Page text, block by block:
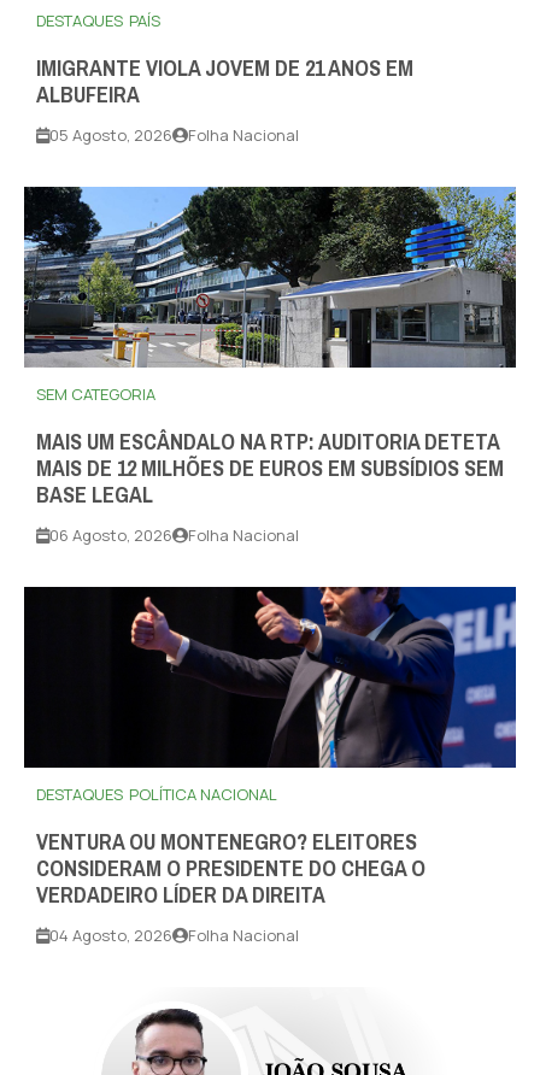
DESTAQUES PAÍS
IMIGRANTE VIOLA JOVEM DE 21 ANOS EM
ALBUFEIRA
05 Agosto, 2026 Folha Nacional
SEM CATEGORIA
MAIS UM ESCÂNDALO NA RTP: AUDITORIA DETETA
MAIS DE 12 MILHÕES DE EUROS EM SUBSÍDIOS SEM
BASE LEGAL
06 Agosto, 2026 Folha Nacional
DESTAQUES POLÍTICA NACIONAL
VENTURA OU MONTENEGRO? ELEITORES
CONSIDERAM O PRESIDENTE DO CHEGA O
VERDADEIRO LÍDER DA DIREITA
04 Agosto, 2026 Folha Nacional